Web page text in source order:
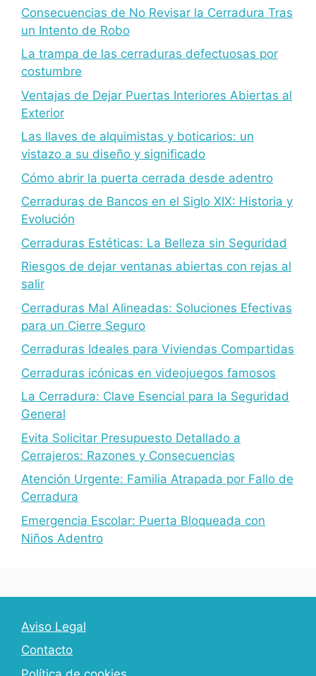
Consecuencias de No Revisar la Cerradura Tras
un Intento de Robo
La trampa de las cerraduras defectuosas por
costumbre
Ventajas de Dejar Puertas Interiores Abiertas al
Exterior
Las llaves de alquimistas y boticarios: un
vistazo a su diseño y significado
Cómo abrir la puerta cerrada desde adentro
Cerraduras de Bancos en el Siglo XIX: Historia y
Evolución
Cerraduras Estéticas: La Belleza sin Seguridad
Riesgos de dejar ventanas abiertas con rejas al
salir
Cerraduras Mal Alineadas: Soluciones Efectivas
para un Cierre Seguro
Cerraduras Ideales para Viviendas Compartidas
Cerraduras icónicas en videojuegos famosos
La Cerradura: Clave Esencial para la Seguridad
General
Evita Solicitar Presupuesto Detallado a
Cerrajeros: Razones y Consecuencias
Atención Urgente: Familia Atrapada por Fallo de
Cerradura
Emergencia Escolar: Puerta Bloqueada con
Niños Adentro
Aviso Legal
Contacto